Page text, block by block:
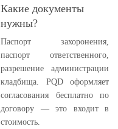
Какие документы
нужны?
Паспорт захоронения,
паспорт ответственного,
разрешение администрации
кладбища. PQD оформляет
согласования бесплатно по
договору — это входит в
стоимость.